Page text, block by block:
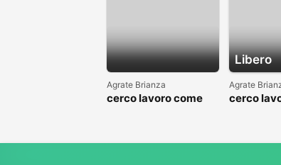
Agrate Brianza
cerco lavoro come
Libero
Agrate
cerco